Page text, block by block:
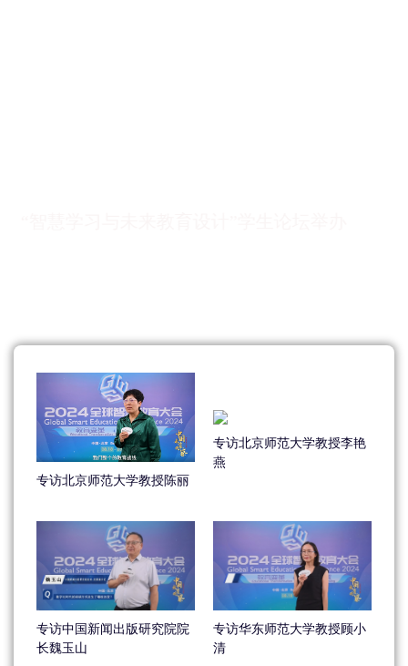
专访北京师范大学教授陈丽
专访北京师范大学教授李艳
燕
专访中国新闻出版研究院院
长魏玉山
专访华东师范大学教授顾小
清